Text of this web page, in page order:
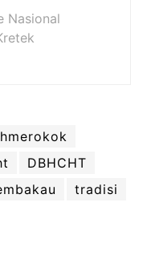
Nasional
DBHCHT
tradisi